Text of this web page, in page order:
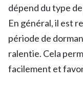
dépend du type
En général, il est
période de
ralentie. Cela
facilement et